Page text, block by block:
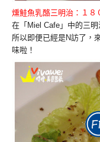
燻鮭魚乳酪三明治：１８
在「Miel Cafe」中的三
所以即便已經是N訪了，
味啦！